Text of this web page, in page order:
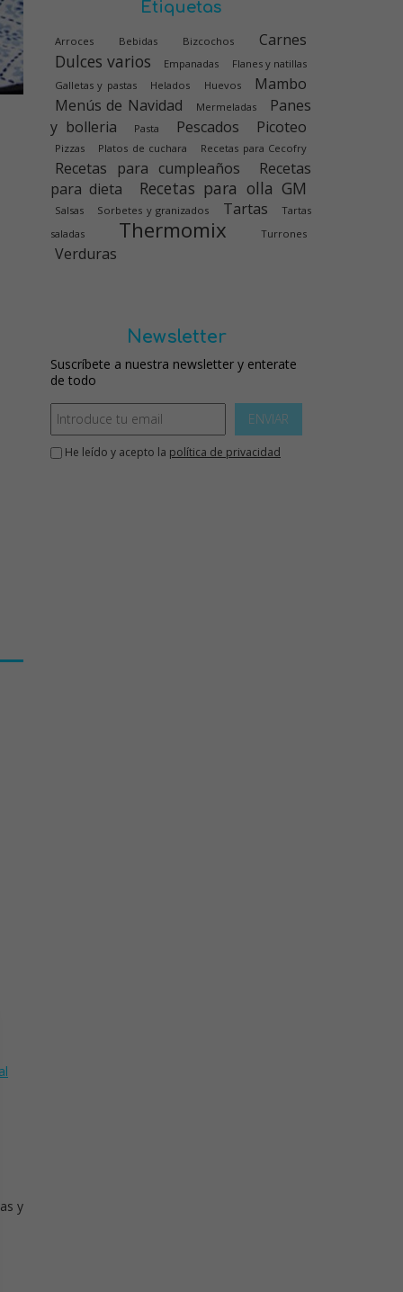
y
Etiquetas
Arroces Bebidas Bizcochos Carnes
Dulces varios Empanadas
Flanes y natillas
Galletas y pastas
Helados Huevos
Mambo
Menús de Navidad
Mermeladas
Panes
y bolleria
Pasta Pescados Picoteo
Pizzas Platos de cuchara Recetas para Cecofry
Recetas para cumpleaños
Recetas
para dieta
Recetas para olla GM
Salsas Sorbetes y granizados Tartas
Tartas
saladas
Thermomix Turrones
Verduras
Newsletter
Suscríbete a nuestra newsletter y enterate
de todo
ENVIAR
He leído y acepto la política de privacidad